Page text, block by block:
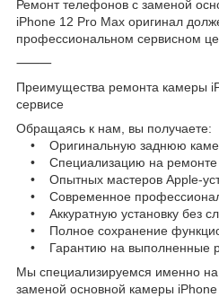
Ремонт телефонов с заменой
iPhone 12 Pro Max оригинал
профессиональном сервисном
⸻
Преимущества ремонта камеры
сервисе
Обращаясь к нам, вы получаете:
• Оригинальную заднюю
• Специализацию на ремонте
• Опытных мастеров Apple-
• Современное
• Аккуратную установку без
• Полное сохранение
• Гарантию на выполненные
Мы специализируемся именно
заменой основной камеры